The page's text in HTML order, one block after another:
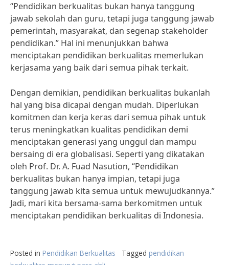
“Pendidikan berkualitas bukan hanya tanggung
jawab sekolah dan guru, tetapi juga tanggung jawab
pemerintah, masyarakat, dan segenap stakeholder
pendidikan.” Hal ini menunjukkan bahwa
menciptakan pendidikan berkualitas memerlukan
kerjasama yang baik dari semua pihak terkait.
Dengan demikian, pendidikan berkualitas bukanlah
hal yang bisa dicapai dengan mudah. Diperlukan
komitmen dan kerja keras dari semua pihak untuk
terus meningkatkan kualitas pendidikan demi
menciptakan generasi yang unggul dan mampu
bersaing di era globalisasi. Seperti yang dikatakan
oleh Prof. Dr. A. Fuad Nasution, “Pendidikan
berkualitas bukan hanya impian, tetapi juga
tanggung jawab kita semua untuk mewujudkannya.”
Jadi, mari kita bersama-sama berkomitmen untuk
menciptakan pendidikan berkualitas di Indonesia.
Posted in Pendidikan Berkualitas Tagged pendidikan